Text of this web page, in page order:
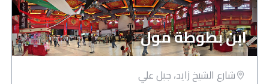
ابن بطوطة مول
شارع الشيخ زايد، جبل علي